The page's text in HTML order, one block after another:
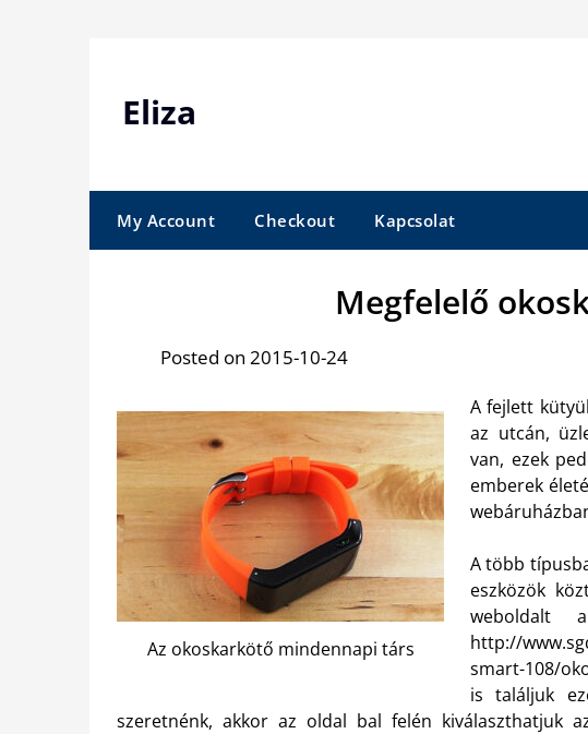
Eliza
My Account Checkout Kapcsolat
Megfelelő
Posted on 2015-10-24
Az okoskarkötő mindennapi társ
A fejlett
az utcán,
van, ezek
emberek
A több
eszközök
weboldalt
http://
smart-108/
is találjuk
szeretnénk, akkor az oldal bal felén kiválaszthatjuk